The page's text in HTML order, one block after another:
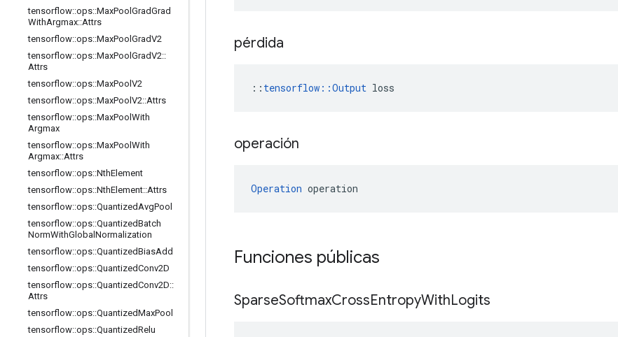
tensorflow::ops::MaxPool GradGrad
WithArgmax::Attrs
tensorflow::ops::MaxPool GradV2
tensorflow::ops::MaxPool GradV2::
Attrs
tensorflow::ops::MaxPool V2
tensorflow::ops::MaxPool V2::Attrs
tensorflow::ops::MaxPool With
Argmax
tensorflow::ops::MaxPool With
Argmax::Attrs
tensorflow::ops::NthElement
tensorflow::ops::NthElement::Attrs
tensorflow::ops::QuantizedAvgPool
tensorflow::ops::QuantizedBatch
NormWithGlobal Normalization
tensorflow::ops::QuantizedBiasAdd
tensorflow::ops::QuantizedConv2D
tensorflow::ops::QuantizedConv2D::
Attrs
tensorflow::ops::QuantizedMaxPool
tensorflow::ops::QuantizedRelu
pérdida
:: tensorflow::Output loss
operación
Operation operation
Funciones públicas
SparseSoftmaxCrossEntropyWithLogits